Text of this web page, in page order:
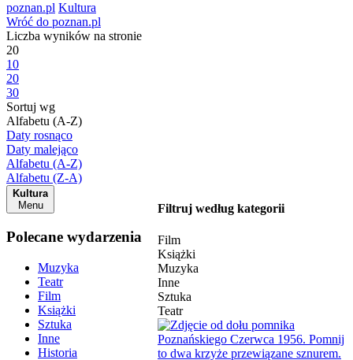
poznan.pl Kultura
Wróć do poznan.pl
Liczba wyników na stronie
20
10
20
30
Sortuj wg
Alfabetu (A-Z)
Daty rosnąco
Daty malejąco
Alfabetu (A-Z)
Alfabetu (Z-A)
Kultura
Menu
Polecane wydarzenia
Muzyka
Teatr
Film
Książki
Sztuka
Inne
Historia
Filtruj według kategorii
Film
Książki
Muzyka
Inne
Sztuka
Teatr